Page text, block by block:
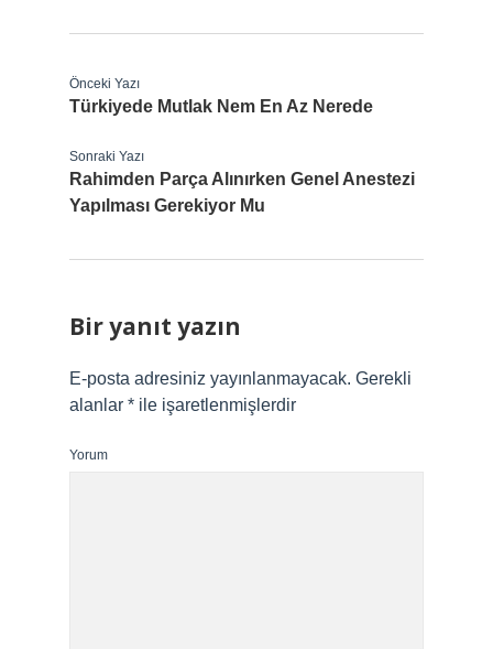
Önceki Yazı
Türkiyede Mutlak Nem En Az Nerede
Sonraki Yazı
Rahimden Parça Alınırken Genel Anestezi
Yapılması Gerekiyor Mu
Bir yanıt yazın
E-posta adresiniz yayınlanmayacak. Gerekli
alanlar * ile işaretlenmişlerdir
Yorum